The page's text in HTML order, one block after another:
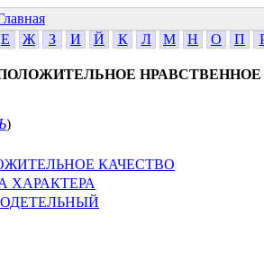
Е Ж З И Й К Л М Н О П
)
КАЧЕСТВО
ХАРАКТЕРА